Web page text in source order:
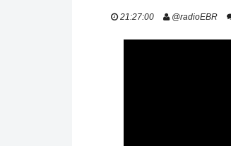
21:27:00 @radioEBR